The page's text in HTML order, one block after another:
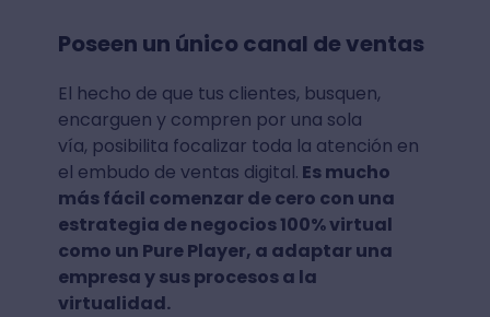
Poseen un único canal de ventas
El hecho de que tus clientes, busquen,
encarguen y compren por una sola
vía, posibilita focalizar toda la atención en
el embudo de ventas digital. Es mucho
más fácil comenzar de cero con una
estrategia de negocios 100% virtual
como un Pure Player, a adaptar una
empresa y sus procesos a la
virtualidad.